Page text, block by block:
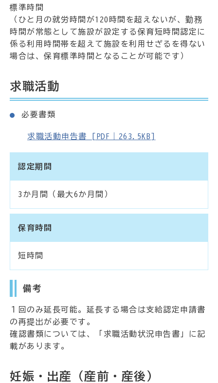
標準時間
（ひと月の就労時間が120時間を超えないが、勤務
時間が常態として施設が設定する保育短時間認定に
係る利用時間帯を超えて施設を利用せざるを得ない
場合は、保育標準時間となることが可能です）
求職活動
必要書類
求職活動申告書 [PDF｜263.5KB]
認定期間
3か月間（最大6か月間）
保育時間
短時間
備考
１回のみ延長可能。延長する場合は支給認定申請書
の再提出が必要です。
確認書類については、「求職活動状況申告書」に記
載があります。
妊娠・出産（産前・産後）